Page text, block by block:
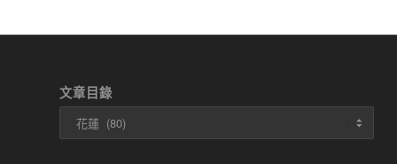
文章目錄